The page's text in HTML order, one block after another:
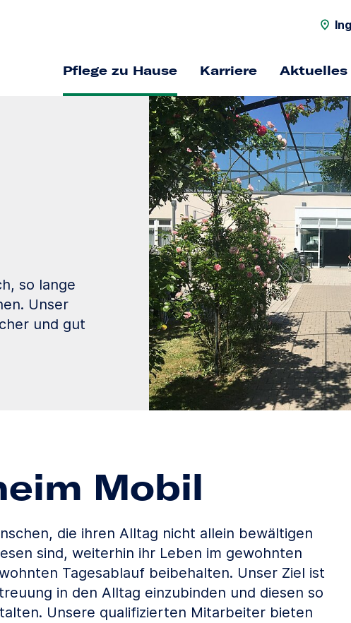
Pflege zu Hause Karriere Aktuelles
so lange
Unser
und gut
Mobil
die ihren Alltag nicht allein bewältigen
sind, weiterhin ihr Leben im gewohnten
Tagesablauf beibehalten. Unser Ziel ist
in den Alltag einzubinden und diesen so
Unsere qualifizierten Mitarbeiter bieten